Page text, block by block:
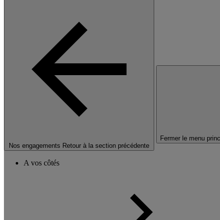
Nos engagements Retour à la section précédente
Fermer le menu
A vos côtés